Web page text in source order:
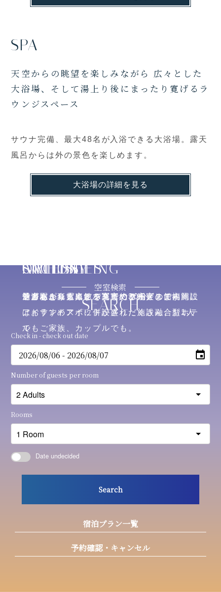
SPA
天空からの眺望を楽しみながら 広々とした
大浴場、そして湯上り後にまったり寛げるラ
ウンジスペース
サウナ完備、最大48名が入浴できる大浴場。露天
風呂からは外の景色を楽しめます。
大浴場の詳細を見る
GALLERY
魅力あふれる当館を写真でご紹介します
FACILITIES
子どもから大人まで楽しめる充実の館内施設
ACCESS
博多駅より電車とバスで約30分、
アイランドアイに併設された施設融合型ホテ
ル
SIGHTSEEING
ショッピングにレジャー、グルメまで福岡に
はおすすめスポットが盛りだくさん。お1人
でもご家族、カップルでも。
OPTION
ご滞在を楽しくする充実のサービス。
空室検索
Check in - check out date
Number of guests per room
Rooms
Search
Date undecided
宿泊プラン一覧
予約確認・キャンセル